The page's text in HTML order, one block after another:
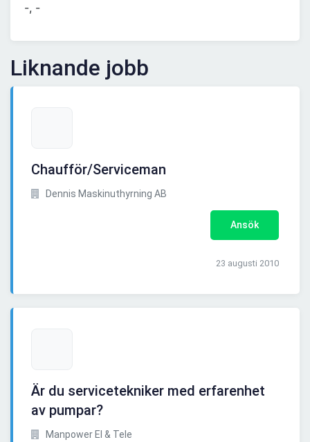
-, -
Liknande jobb
Chaufför/Serviceman
Dennis Maskinuthyrning AB
Ansök
23 augusti 2010
Är du servicetekniker med erfarenhet
av pumpar?
Manpower El & Tele